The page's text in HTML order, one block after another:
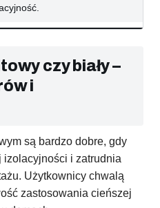
czy biały –
i
są bardzo dobre, gdy
i zatrudnia
Użytkownicy chwalą
zastosowania cieńszej